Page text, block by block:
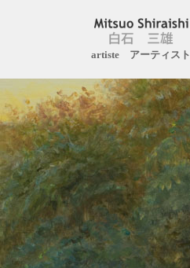
contenu
artiste アーティスト